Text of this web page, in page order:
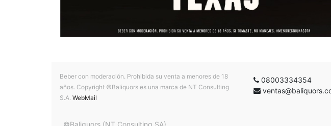
Beber con moderación. Prohibida su venta a menores de 18
años. Copyright ©Baliquors es una marca de NT Consulting
S.A. WebMail
08003334354
©Baliquors (NT Consulting SA)